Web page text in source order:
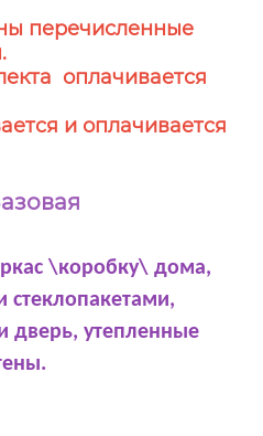
перечисленные
оплачивается
и оплачивается
\коробку\ дома,
дверь, утепленные